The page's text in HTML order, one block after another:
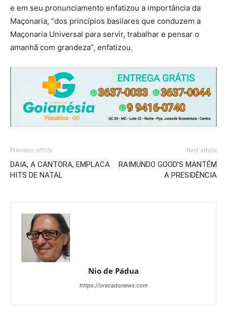
e em seu pronunciamento enfatizou a importância da
Maçonaria, “dos princípios basilares que conduzem a
Maçonaria Universal para servir, trabalhar e pensar o
amanhã com grandeza”, enfatizou.
Previous article
DAIA, A CANTORA, EMPLACA
HITS DE NATAL
Next article
RAIMUNDO GOOD’S MANTÉM
A PRESIDÊNCIA
Nio de Pádua
https://orecadonews.com